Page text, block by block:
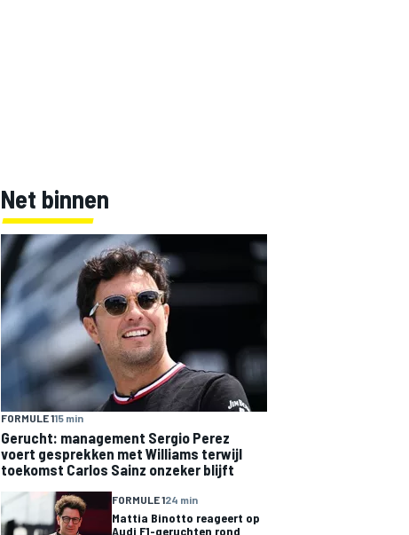
Net binnen
FORMULE 115 min
Gerucht: management Sergio Perez
voert gesprekken met Williams terwijl
toekomst Carlos Sainz onzeker blijft
FORMULE 124 min
Mattia Binotto reageert op
Audi F1-geruchten rond